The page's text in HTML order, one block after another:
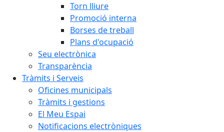
Torn lliure
Promoció interna
Borses de treball
Plans d'ocupació
Seu electrònica
Transparència
Tràmits i Serveis
Oficines municipals
Tràmits i gestions
El Meu Espai
Notificacions electròniques